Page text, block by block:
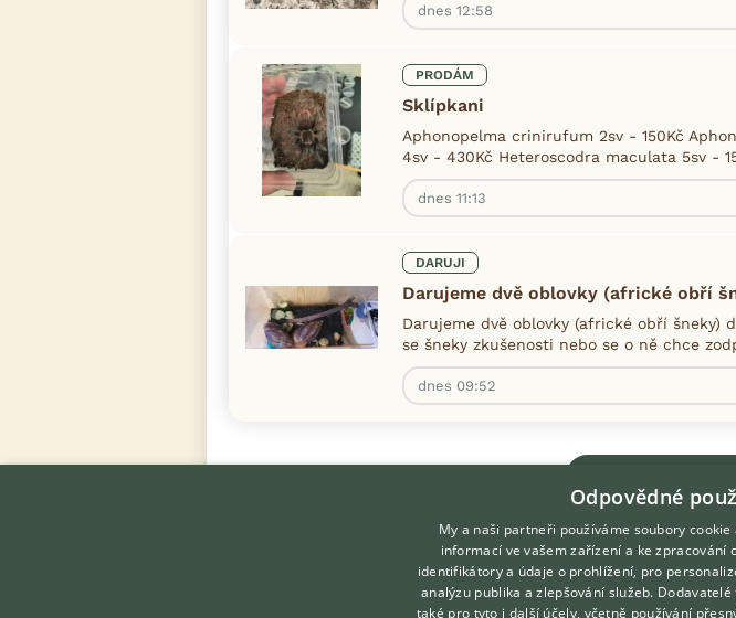
dnes 12:58
PRODÁM
Sklípkani
Aphonopelma crinirufum 2sv - 150Kč
4sv - 430Kč Heteroscodra maculata 5sv -
dnes 11:13
DARUJI
Darujeme dvě oblovky (africké obří
Darujeme dvě oblovky (africké obří šneky)
se šneky zkušenosti nebo se o ně chce
dnes 09:52
DOMOVSKÁ STRÁNKA
Odpovědné
My a naši partneři používáme soubory
informací ve vašem zařízení a ke zpracování
identifikátory a údaje o prohlížení, pro
analýzu publika a zlepšování služeb.
také pro tyto i další účely, včetně používání